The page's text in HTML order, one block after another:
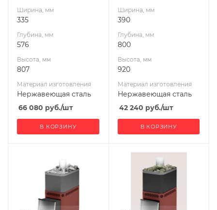
Диаметр дымохода,
мм
Длина дров, мм
Масса камней, кг
Гарантия, мес.
Ширина, мм
335
Глубина, мм
576
Высота, мм
807
Материал изготовления
Нержавеющая сталь
66 080 руб./шт
В КОРЗИНУ
Диаметр дымохода,
мм
Длина дров, мм
Масса камней, кг
Гарантия, мес.
Ширина, мм
390
Глубина, мм
800
Высота, мм
920
Материал изготовления
Нержавеющая сталь
42 240 руб./шт
В КОРЗИНУ
Высота, мм Высота, мм